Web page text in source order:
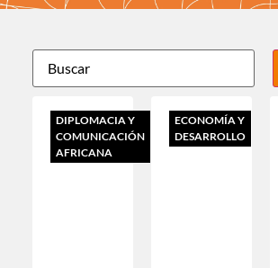
DIPLOMACIA Y
COMUNICACIÓN
AFRICANA
ECONOMÍA Y
DESARROLLO